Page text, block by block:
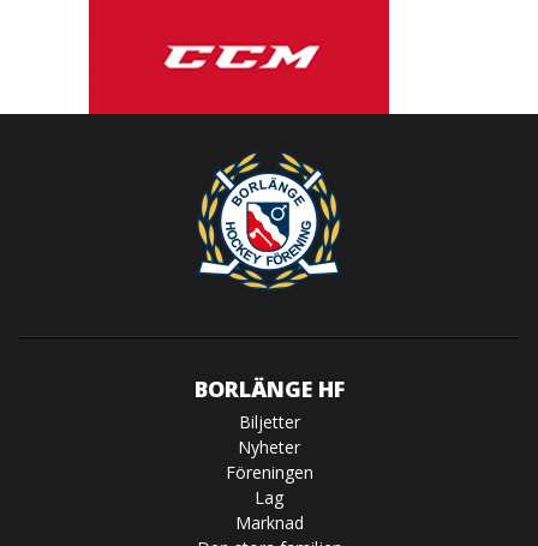
BORLÄNGE HF
Biljetter
Nyheter
Föreningen
Lag
Marknad